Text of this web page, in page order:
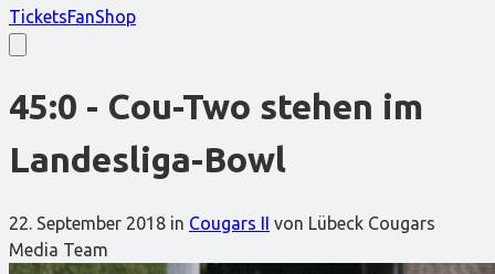
TicketsFanShop
45:0 - Cou-Two stehen im
Landesliga-Bowl
22. September 2018 in Cougars II von Lübeck Cougars
Media Team